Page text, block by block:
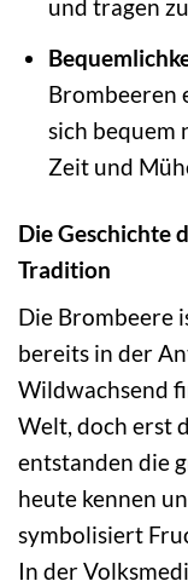
und tragen
Brombeeren
sich bequem
Zeit und
Die Geschichte
Tradition
Die Brombeere
bereits in der
Wildwachsend
Welt, doch erst
entstanden die
heute kennen
symbolisiert
In der